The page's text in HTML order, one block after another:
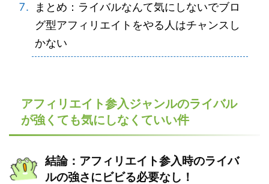
まとめ：ライバルなんて気にしないでブロ
グ型アフィリエイトをやる人はチャンスし
かない
アフィリエイト参入ジャンルのライバル
が強くても気にしなくていい件
結論：アフィリエイト参入時のライバ
ルの強さにビビる必要なし！